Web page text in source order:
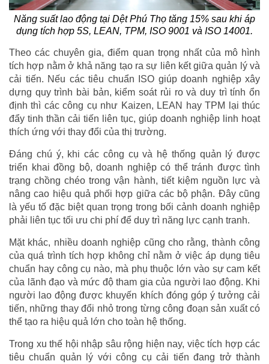
Năng suất lao động tại Dệt Phú Thọ tăng 15% sau khi áp
dụng tích hợp 5S, LEAN, TPM, ISO 9001 và ISO 14001.
Theo các chuyên gia, điểm quan trọng nhất của mô hình
tích hợp nằm ở khả năng tạo ra sự liên kết giữa quản lý và
cải tiến. Nếu các tiêu chuẩn ISO giúp doanh nghiệp xây
dựng quy trình bài bản, kiểm soát rủi ro và duy trì tính ổn
định thì các công cụ như Kaizen, LEAN hay TPM lại thúc
đẩy tinh thần cải tiến liên tục, giúp doanh nghiệp linh hoạt
thích ứng với thay đổi của thị trường.
Đáng chú ý, khi các công cụ và hệ thống quản lý được
triển khai đồng bộ, doanh nghiệp có thể tránh được tình
trạng chồng chéo trong vận hành, tiết kiệm nguồn lực và
nâng cao hiệu quả phối hợp giữa các bộ phận. Đây cũng
là yếu tố đặc biệt quan trọng trong bối cảnh doanh nghiệp
phải liên tục tối ưu chi phí để duy trì năng lực cạnh tranh.
Mặt khác, nhiều doanh nghiệp cũng cho rằng, thành công
của quá trình tích hợp không chỉ nằm ở việc áp dụng tiêu
chuẩn hay công cụ nào, mà phụ thuộc lớn vào sự cam kết
của lãnh đạo và mức độ tham gia của người lao động. Khi
người lao động được khuyến khích đóng góp ý tưởng cải
tiến, những thay đổi nhỏ trong từng công đoạn sản xuất có
thể tạo ra hiệu quả lớn cho toàn hệ thống.
Trong xu thế hội nhập sâu rộng hiện nay, việc tích hợp các
tiêu chuẩn quản lý với công cụ cải tiến đang trở thành